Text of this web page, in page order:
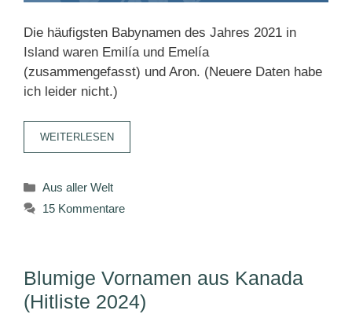
Die häufigsten Babynamen des Jahres 2021 in
Island waren Emilía und Emelía
(zusammengefasst) und Aron. (Neuere Daten habe
ich leider nicht.)
WEITERLESEN
Kategorien
Aus aller Welt
15 Kommentare
Blumige Vornamen aus Kanada
(Hitliste 2024)